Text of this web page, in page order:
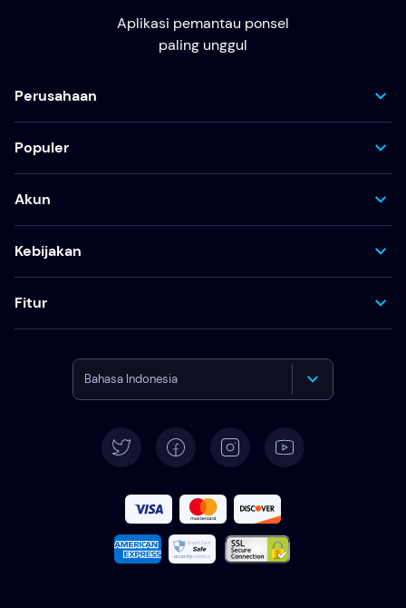
Aplikasi pemantau ponsel
paling unggul
Perusahaan
Populer
Akun
Kebijakan
Fitur
Bahasa Indonesia
Deutsch
Español
Français